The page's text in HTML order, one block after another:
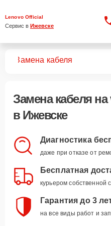
Lenovo Official
Сервис в Ижевске
Замена кабеля
Замена кабеляна
в Ижевске
Диагностика
даже при отказе от
Бесплатная
курьером собственной
Гарантия до 3
на все виды работ и